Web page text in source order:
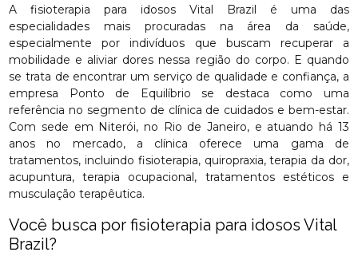
A fisioterapia para idosos Vital Brazil é uma das
especialidades mais procuradas na área da saúde,
especialmente por indivíduos que buscam recuperar a
mobilidade e aliviar dores nessa região do corpo. E quando
se trata de encontrar um serviço de qualidade e confiança, a
empresa Ponto de Equilíbrio se destaca como uma
referência no segmento de clínica de cuidados e bem-estar.
Com sede em Niterói, no Rio de Janeiro, e atuando há 13
anos no mercado, a clínica oferece uma gama de
tratamentos, incluindo fisioterapia, quiropraxia, terapia da dor,
acupuntura, terapia ocupacional, tratamentos estéticos e
musculação terapêutica.
Você busca por fisioterapia para idosos Vital
Brazil?